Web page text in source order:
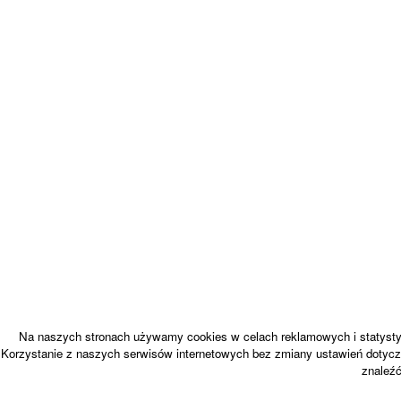
Na naszych stronach używamy cookies w celach reklamowych i
Korzystanie z naszych serwisów internetowych bez zmiany ustawień